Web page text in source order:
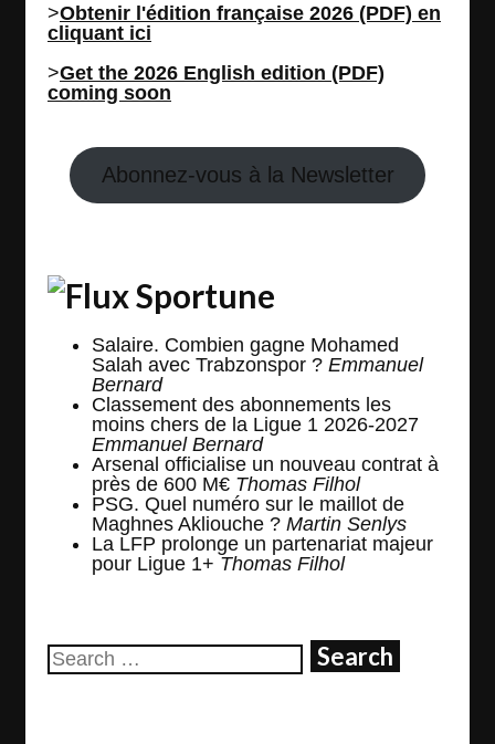
>Obtenir l'édition française 2026 (PDF) en
cliquant ici
>Get the 2026 English edition (PDF)
coming soon
Abonnez-vous à la Newsletter
Sportune
Salaire. Combien gagne Mohamed
Salah avec Trabzonspor ? Emmanuel
Bernard
Classement des abonnements les
moins chers de la Ligue 1 2026-2027
Emmanuel Bernard
Arsenal officialise un nouveau contrat à
près de 600 M€ Thomas Filhol
PSG. Quel numéro sur le maillot de
Maghnes Akliouche ? Martin Senlys
La LFP prolonge un partenariat majeur
pour Ligue 1+ Thomas Filhol
Search
for: